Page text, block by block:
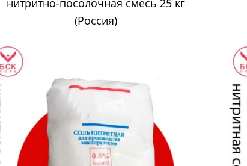
нитритно-посолочная смесь 25 кг
(Россия)